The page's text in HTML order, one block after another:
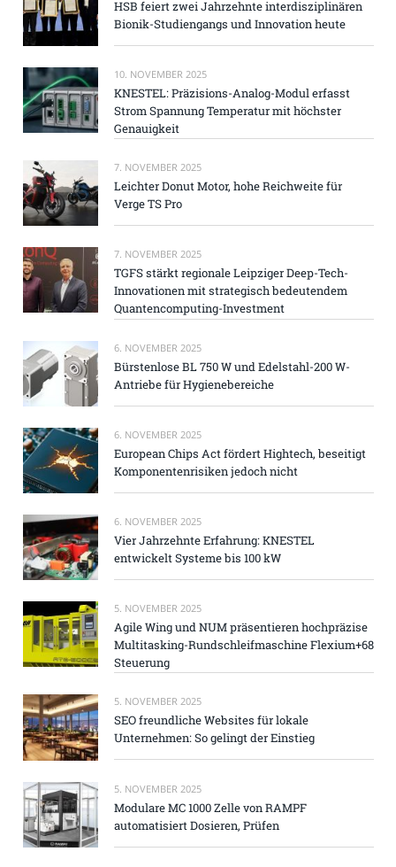
HSB feiert zwei Jahrzehnte interdisziplinären
Bionik-Studiengangs und Innovation heute
10. NOVEMBER 2025
KNESTEL: Präzisions-Analog-Modul erfasst
Strom Spannung Temperatur mit höchster
Genauigkeit
7. NOVEMBER 2025
Leichter Donut Motor, hohe Reichweite für
Verge TS Pro
7. NOVEMBER 2025
TGFS stärkt regionale Leipziger Deep-Tech-
Innovationen mit strategisch bedeutendem
Quantencomputing-Investment
6. NOVEMBER 2025
Bürstenlose BL 750 W und Edelstahl-200 W-
Antriebe für Hygienebereiche
6. NOVEMBER 2025
European Chips Act fördert Hightech, beseitigt
Komponentenrisiken jedoch nicht
6. NOVEMBER 2025
Vier Jahrzehnte Erfahrung: KNESTEL
entwickelt Systeme bis 100 kW
5. NOVEMBER 2025
Agile Wing und NUM präsentieren hochpräzise
Multitasking-Rundschleifmaschine Flexium+68
Steuerung
5. NOVEMBER 2025
SEO freundliche Websites für lokale
Unternehmen: So gelingt der Einstieg
5. NOVEMBER 2025
Modulare MC 1000 Zelle von RAMPF
automatisiert Dosieren, Prüfen